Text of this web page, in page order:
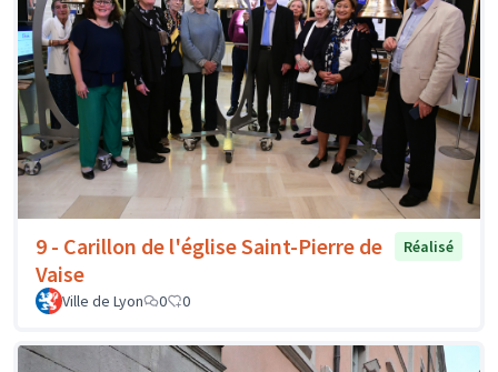
9 - Carillon de l'église Saint-Pierre de
Vaise
Réalisé
Ville de Lyon 0 0